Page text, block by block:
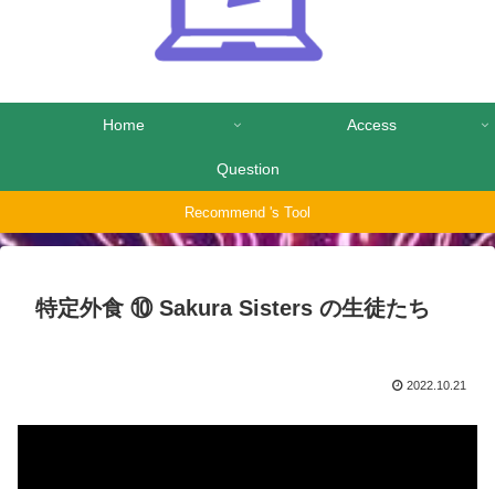
Home Access
Question
Recommend 's Tool
特定外食 ⑩ Sakura Sisters の生徒たち
2022.10.21